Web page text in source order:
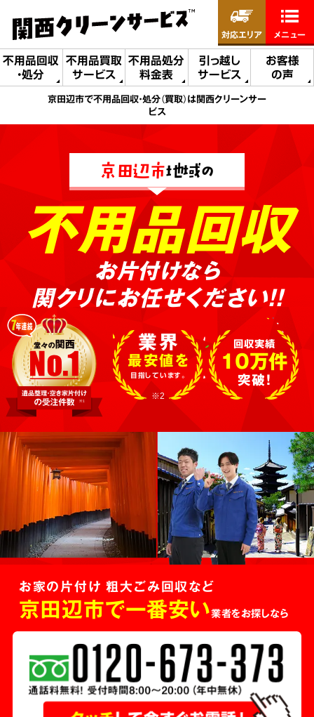
不用品回収
・処分
不用品買取
サービス
不用品処分
料金表
引っ越し
サービス
お客様
の声
対応エリア メニュー
京田辺市で不用品回収・処分（買取）は関西クリーンサー
ビス
京田辺市地域の
不用品回収
お片付けなら
関クリにお任せください!!
業界
最安値を
目指しています。
※2
回収実績
10万件
突破!
お家の片付け 粗大ごみ回収など
京田辺市で一番安い業者をお探しなら